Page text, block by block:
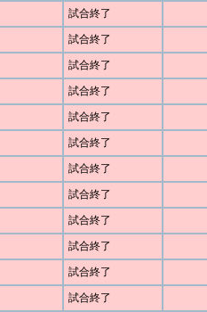
試合終了
試合終了
試合終了
試合終了
試合終了
試合終了
試合終了
試合終了
試合終了
試合終了
試合終了
試合終了